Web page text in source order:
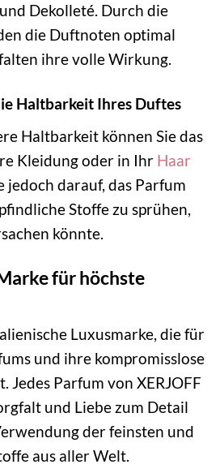
Dekolleté. Durch die
die Duftnoten optimal
ihre volle Wirkung.
Haltbarkeit Ihres Duftes
Haltbarkeit können Sie das
Kleidung oder in Ihr Haar
jedoch darauf, das Parfum
Stoffe zu sprühen,
könnte.
für höchste
Luxusmarke, die für
und ihre kompromisslose
Jedes Parfum von XERJOFF
und Liebe zum Detail
der feinsten und
aus aller Welt.